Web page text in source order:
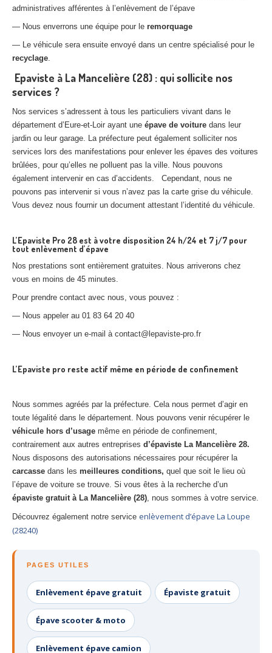
administratives afférentes à l’enlèvement de l’épave
— Nous enverrons une équipe pour le remorquage
— Le véhicule sera ensuite envoyé dans un centre spécialisé pour le
recyclage.
Epaviste à La Mancelière (28) : qui sollicite nos
services ?
Nos services s’adressent à tous les particuliers vivant dans le
département d’Eure-et-Loir ayant une épave de voiture dans leur
jardin ou leur garage. La préfecture peut également solliciter nos
services lors des manifestations pour enlever les épaves des voitures
brûlées, pour qu’elles ne polluent pas la ville. Nous pouvons
également intervenir en cas d’accidents. Cependant, nous ne
pouvons pas intervenir si vous n’avez pas la carte grise du véhicule.
Vous devez nous fournir un document attestant l’identité du véhicule.
L’Epaviste Pro 28 est à votre disposition 24 h/24 et 7 j/7 pour
tout enlèvement d’épave
Nos prestations sont entièrement gratuites. Nous arriverons chez
vous en moins de 45 minutes.
Pour prendre contact avec nous, vous pouvez :
— Nous appeler au 01 83 64 20 40
— Nous envoyer un e-mail à contact@lepaviste-pro.fr
L’Epaviste pro reste actif même en période de confinement
Nous sommes agréés par la préfecture. Cela nous permet d’agir en
toute légalité dans le département. Nous pouvons venir récupérer le
véhicule hors d’usage même en période de confinement,
contrairement aux autres entreprises d’épaviste La Mancelière 28.
Nous disposons des autorisations nécessaires pour récupérer la
carcasse dans les meilleures conditions, quel que soit le lieu où
l’épave de voiture se trouve. Si vous êtes à la recherche d’un
épaviste gratuit à La Mancelière (28), nous sommes à votre service.
Découvrez également notre service enlèvement d’épave La Loupe
(28240)
PAGES UTILES
Enlèvement épave gratuit Épaviste gratuit
Épave scooter & moto
Enlèvement épave camion